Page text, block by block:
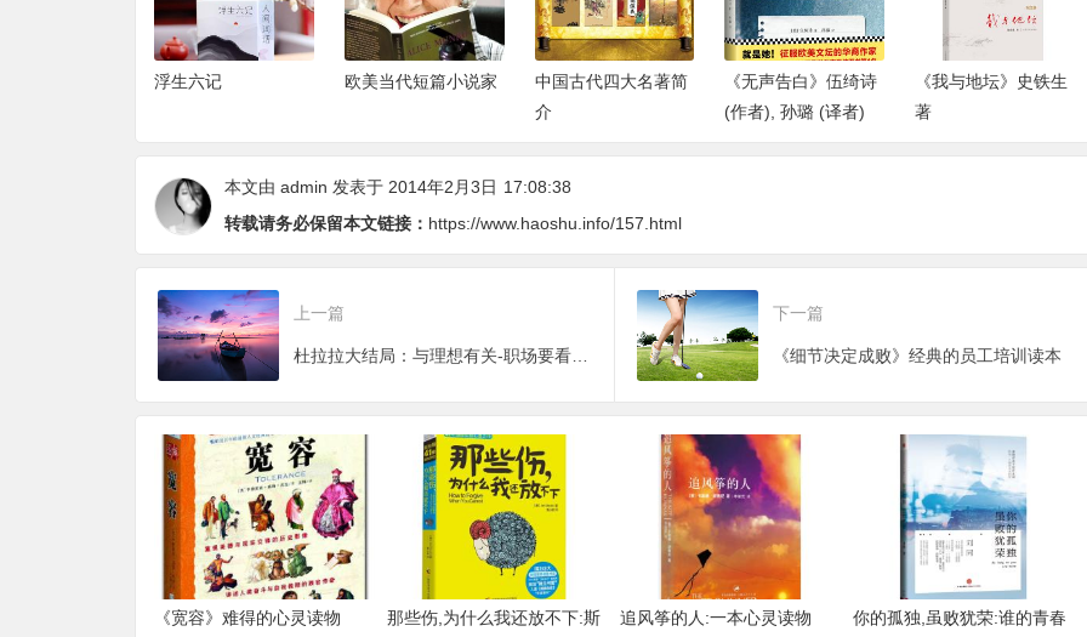
浮生六记 欧美当代短篇小说家
中国古代四大名著简
介
《无声告白》伍绮诗
(作者), 孙璐 (译者)
《我与地坛》史铁生
著
本文由 admin 发表于 2014年2月3日 17:08:38
转载请务必保留本文链接： https://www.haoshu.info/157.html
上一篇 下一篇
《细节决定成败》经典的员工培训读本
《宽容》难得的心灵读物
那些伤,为什么我还放不下:斯
追风筝的人:一本心灵读物
你的孤独,虽败犹荣:谁的青春